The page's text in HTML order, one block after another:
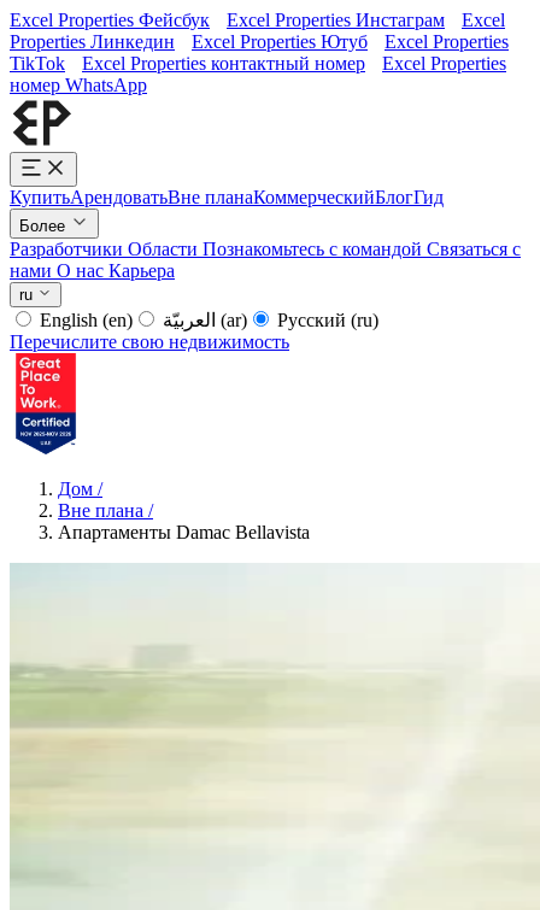
Excel Properties Фейсбук Excel Properties Инстаграм
Excel
Properties Линкедин
Excel Properties Ютуб
Excel Properties
TikTok
Excel Properties контактный номер
Excel Properties
номер WhatsApp
КупитьАрендоватьВне планаКоммерческийБлогГид
Более
Разработчики Области Познакомьтесь с командой Связаться с
нами О нас Карьера
ru
English (en) (ar) Русский (ru)
Перечислите свою недвижимость
Дом /
Вне плана /
Апартаменты Damac Bellavista